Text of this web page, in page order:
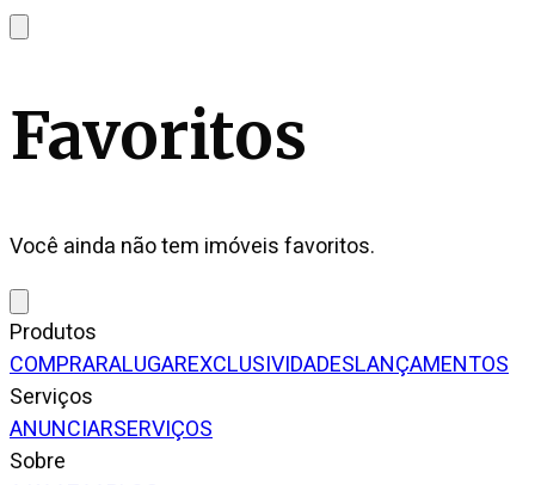
Favoritos
Você ainda não tem imóveis favoritos.
Produtos
COMPRARALUGAREXCLUSIVIDADESLANÇAMENTOS
Serviços
ANUNCIARSERVIÇOS
Sobre